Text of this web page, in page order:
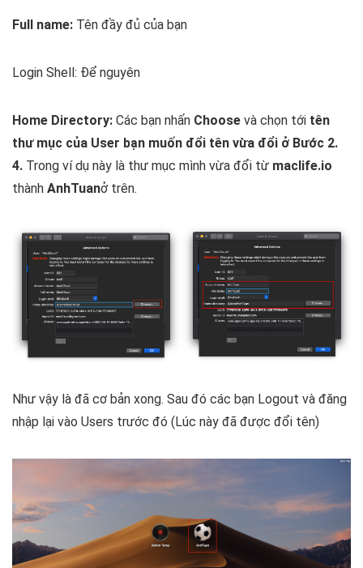
Full name: Tên đầy đủ của bạn
Login Shell: Để nguyên
Home Directory: Các bạn nhấn Choose và chọn tới tên
thư mục của User bạn muốn đổi tên vừa đổi ở Bước 2.
4. Trong ví dụ này là thư mục mình vừa đổi từ maclife.io
thành AnhTuanở trên.
Như vậy là đã cơ bản xong. Sau đó các bạn Logout và đăng
nhập lại vào Users trước đó (Lúc này đã được đổi tên)